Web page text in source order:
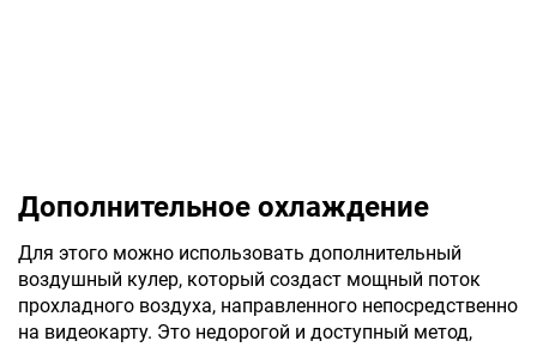
Дополнительное охлаждение
Для этого можно использовать дополнительный
воздушный кулер, который создаст мощный поток
прохладного воздуха, направленного непосредственно
на видеокарту. Это недорогой и доступный метод,